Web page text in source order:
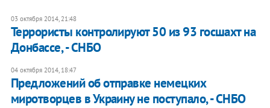
03 октября 2014, 21:48
Террористы контролируют 50 из 93 госшахт на
Донбассе, - СНБО
04 октября 2014, 18:47
Предложений об отправке немецких
миротворцев в Украину не поступало, - СНБО